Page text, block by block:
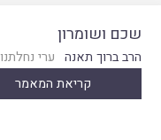
שכם ושומרון
הרב ברוך תאנה ערי נחלתנו
קריאת המאמר